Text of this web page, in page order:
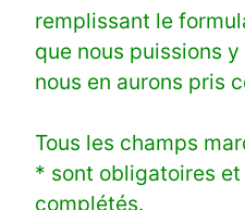
remplissant le
que nous puissions
nous en aurons pris
Tous les champs
* sont obligatoires
complétés.